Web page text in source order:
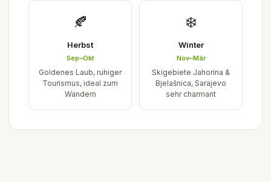
🍂
Herbst
Sep–Okt
Goldenes Laub, ruhiger
Tourismus, ideal zum
Wandern
❄️
Winter
Nov–Mär
Skigebiete Jahorina &
Bjelašnica, Sarajevo
sehr charmant